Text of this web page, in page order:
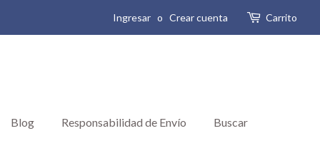
Ingresar o Crear cuenta Carrito
Blog Responsabilidad de Envío Buscar